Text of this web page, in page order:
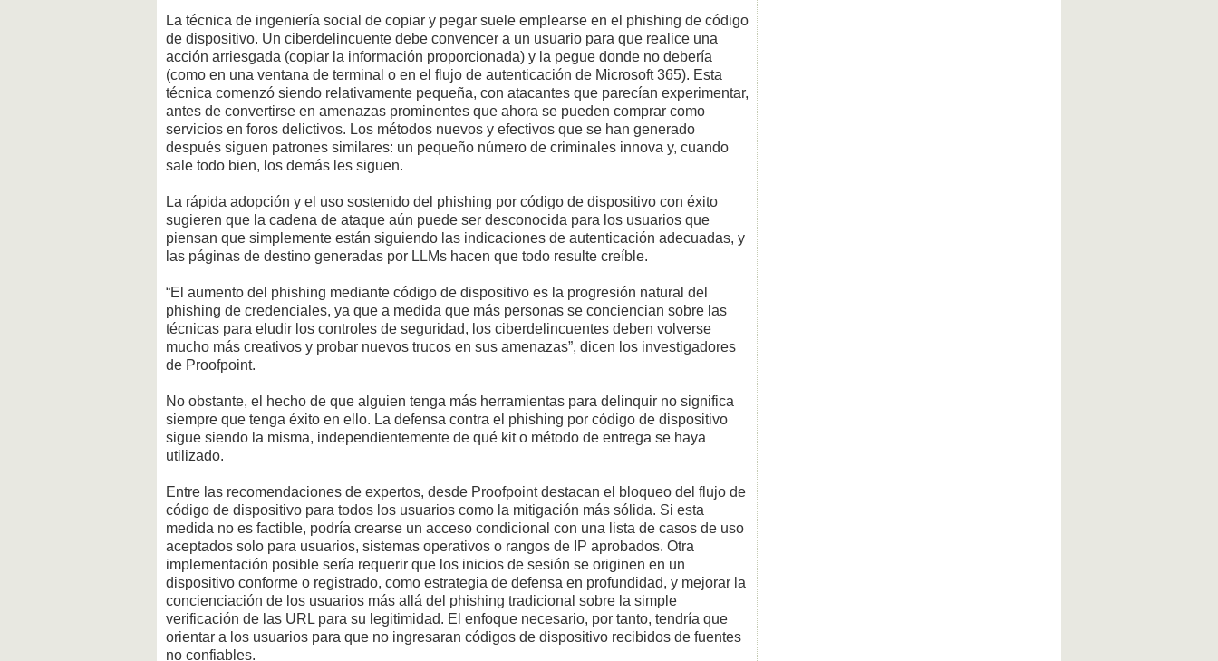
La técnica de ingeniería social de copiar y pegar suele emplearse en el phishing de código
de dispositivo. Un ciberdelincuente debe convencer a un usuario para que realice una
acción arriesgada (copiar la información proporcionada) y la pegue donde no debería
(como en una ventana de terminal o en el flujo de autenticación de Microsoft 365). Esta
técnica comenzó siendo relativamente pequeña, con atacantes que parecían experimentar,
antes de convertirse en amenazas prominentes que ahora se pueden comprar como
servicios en foros delictivos. Los métodos nuevos y efectivos que se han generado
después siguen patrones similares: un pequeño número de criminales innova y, cuando
sale todo bien, los demás les siguen.
La rápida adopción y el uso sostenido del phishing por código de dispositivo con éxito
sugieren que la cadena de ataque aún puede ser desconocida para los usuarios que
piensan que simplemente están siguiendo las indicaciones de autenticación adecuadas, y
las páginas de destino generadas por LLMs hacen que todo resulte creíble.
“El aumento del phishing mediante código de dispositivo es la progresión natural del
phishing de credenciales, ya que a medida que más personas se conciencian sobre las
técnicas para eludir los controles de seguridad, los ciberdelincuentes deben volverse
mucho más creativos y probar nuevos trucos en sus amenazas”, dicen los investigadores
de Proofpoint.
No obstante, el hecho de que alguien tenga más herramientas para delinquir no significa
siempre que tenga éxito en ello. La defensa contra el phishing por código de dispositivo
sigue siendo la misma, independientemente de qué kit o método de entrega se haya
utilizado.
Entre las recomendaciones de expertos, desde Proofpoint destacan el bloqueo del flujo de
código de dispositivo para todos los usuarios como la mitigación más sólida. Si esta
medida no es factible, podría crearse un acceso condicional con una lista de casos de uso
aceptados solo para usuarios, sistemas operativos o rangos de IP aprobados. Otra
implementación posible sería requerir que los inicios de sesión se originen en un
dispositivo conforme o registrado, como estrategia de defensa en profundidad, y mejorar la
concienciación de los usuarios más allá del phishing tradicional sobre la simple
verificación de las URL para su legitimidad. El enfoque necesario, por tanto, tendría que
orientar a los usuarios para que no ingresaran códigos de dispositivo recibidos de fuentes
no confiables.